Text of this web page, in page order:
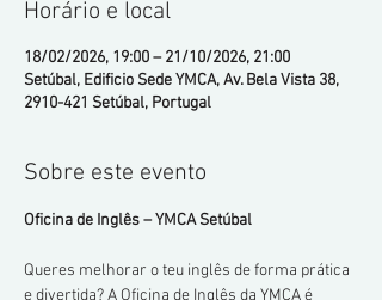
Horário e local
18/02/2026, 19:00 – 21/10/2026, 21:00
Setúbal, Edificio Sede YMCA, Av. Bela Vista 38,
2910-421 Setúbal, Portugal
Sobre este evento
Oficina de Inglês – YMCA Setúbal
Queres melhorar o teu inglês de forma prática
e divertida? A Oficina de Inglês da YMCA é